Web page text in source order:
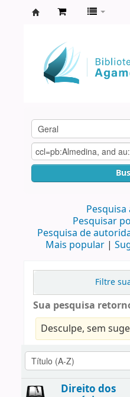
Agamenon
Magalhães
Pesquisa
Pesquisar
Pesquisa de
Mais popular
Filtre
Sua pesquisa
Desculpe, sem
Direito dos